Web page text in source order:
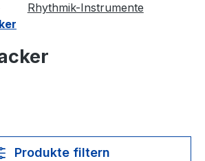
Rhythmik-Instrumente
Produkte filtern